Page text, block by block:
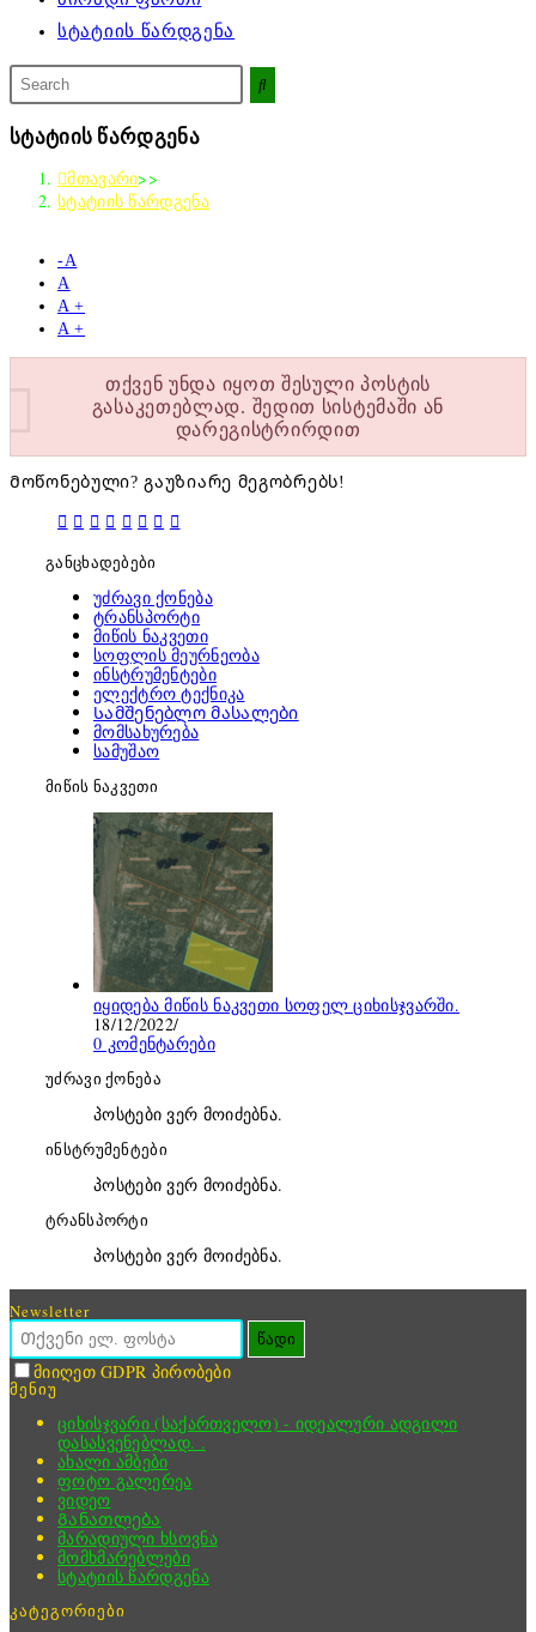
სტატიის წარდგენა
მოძებნეთ
ამ
სტატიის წარდგენა
მთავარი>>
სტატიის წარდგენა
-А
А
A +
A +
თქვენ უნდა იყოთ შესული პოსტის
გასაკეთებლად. შედით სისტემაში ან
დარეგისტრირდით
Მოწონებული? გაუზიარე მეგობრებს!
განცხადებები
უძრავი ქონება
ტრანსპორტი
მიწის ნაკვეთი
სოფლის მეურნეობა
ინსტრუმენტები
ელექტრო ტექნიკა
Სამშენებლო მასალები
მომსახურება
სამუშაო
მიწის ნაკვეთი
იყიდება მიწის ნაკვეთი სოფელ ციხისჯვარში.
18/12/2022/
0 კომენტარები
უძრავი ქონება
პოსტები ვერ მოიძებნა.
ინსტრუმენტები
პოსტები ვერ მოიძებნა.
ტრანსპორტი
პოსტები ვერ მოიძებნა.
Newsletter
წადი
მიიღეთ GDPR პირობები
მენიუ
ციხისჯვარი (საქართველო) - იდეალური ადგილი
დასასვენებლად. .
ახალი ამბები
ფოტო გალერეა
ვიდეო
Განათლება
მარადიული ხსოვნა
მომხმარებლები
სტატიის წარდგენა
კატეგორიები